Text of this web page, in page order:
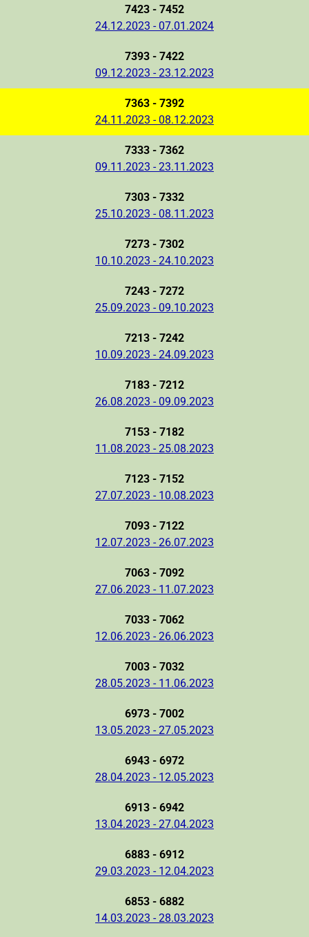
7423 - 7452
24.12.2023 - 07.01.2024
7393 - 7422
09.12.2023 - 23.12.2023
7363 - 7392
24.11.2023 - 08.12.2023
7333 - 7362
09.11.2023 - 23.11.2023
7303 - 7332
25.10.2023 - 08.11.2023
7273 - 7302
10.10.2023 - 24.10.2023
7243 - 7272
25.09.2023 - 09.10.2023
7213 - 7242
10.09.2023 - 24.09.2023
7183 - 7212
26.08.2023 - 09.09.2023
7153 - 7182
11.08.2023 - 25.08.2023
7123 - 7152
27.07.2023 - 10.08.2023
7093 - 7122
12.07.2023 - 26.07.2023
7063 - 7092
27.06.2023 - 11.07.2023
7033 - 7062
12.06.2023 - 26.06.2023
7003 - 7032
28.05.2023 - 11.06.2023
6973 - 7002
13.05.2023 - 27.05.2023
6943 - 6972
28.04.2023 - 12.05.2023
6913 - 6942
13.04.2023 - 27.04.2023
6883 - 6912
29.03.2023 - 12.04.2023
6853 - 6882
14.03.2023 - 28.03.2023